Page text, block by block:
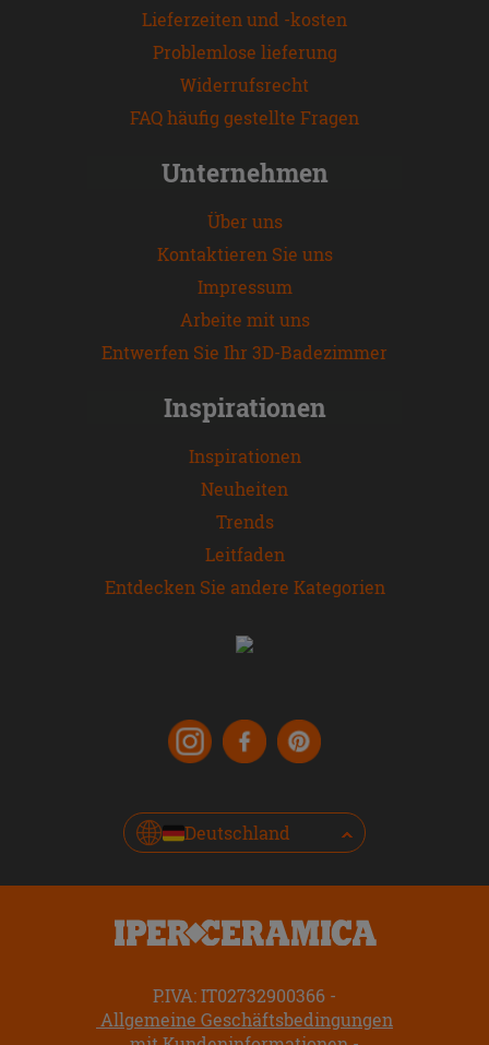
Lieferzeiten und -kosten
Problemlose lieferung
Widerrufsrecht
FAQ häufig gestellte Fragen
Unternehmen
Über uns
Kontaktieren Sie uns
Impressum
Arbeite mit uns
Entwerfen Sie Ihr 3D-Badezimmer
Inspirationen
Inspirationen
Neuheiten
Trends
Leitfaden
Entdecken Sie andere Kategorien
Deutschland
P.IVA: IT02732900366
Allgemeine Geschäftsbedingungen